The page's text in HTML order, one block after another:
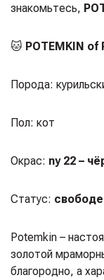
знакомьтесь,
🐱 POTEMKIN of
Порода:
Пол: кот
Окрас: ny 22 –
Статус:
Potemkin –
золотой
благородно, а